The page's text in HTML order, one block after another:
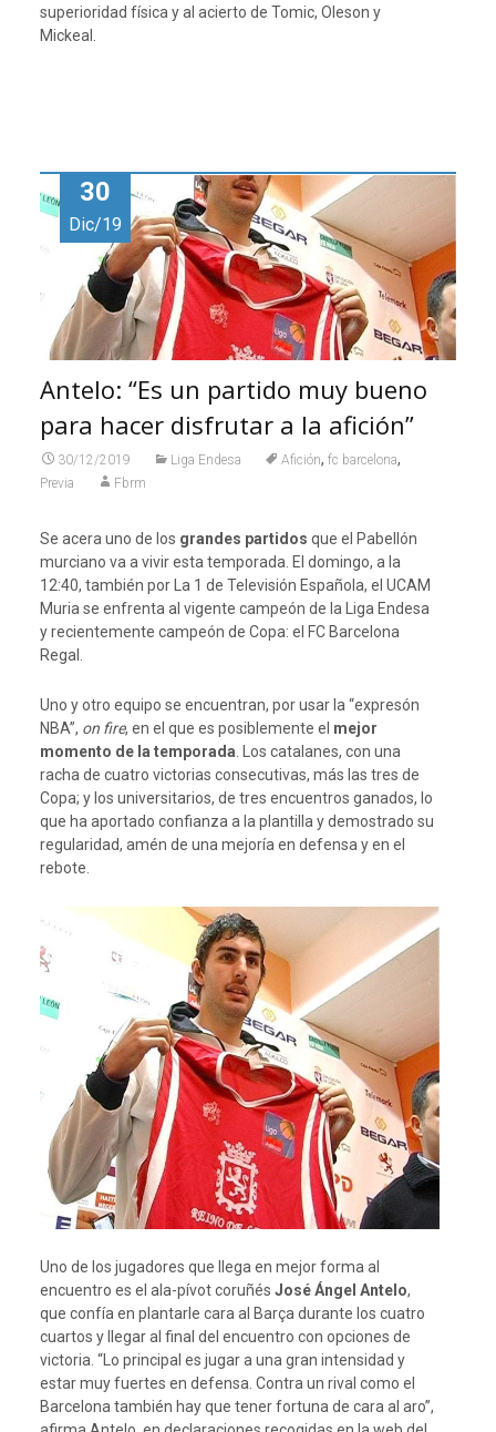
superioridad física y al acierto de Tomic, Oleson y
Mickeal.
30
Dic/19
Antelo: “Es un partido muy bueno
para hacer disfrutar a la afición”
30/12/2019 Liga Endesa Afición, fc barcelona,
Previa Fbrm
Se acera uno de los grandes partidos que el Pabellón
murciano va a vivir esta temporada. El domingo, a la
12:40, también por La 1 de Televisión Española, el UCAM
Muria se enfrenta al vigente campeón de la Liga Endesa
y recientemente campeón de Copa: el FC Barcelona
Regal.
Uno y otro equipo se encuentran, por usar la “expresón
NBA”, on fire, en el que es posiblemente el mejor
momento de la temporada . Los catalanes, con una
racha de cuatro victorias consecutivas, más las tres de
Copa; y los universitarios, de tres encuentros ganados, lo
que ha aportado confianza a la plantilla y demostrado su
regularidad, amén de una mejoría en defensa y en el
rebote.
Uno de los jugadores que llega en mejor forma al
encuentro es el ala-pívot coruñés José Ángel Antelo,
que confía en plantarle cara al Barça durante los cuatro
cuartos y llegar al final del encuentro con opciones de
victoria. “Lo principal es jugar a una gran intensidad y
estar muy fuertes en defensa. Contra un rival como el
Barcelona también hay que tener fortuna de cara al aro”,